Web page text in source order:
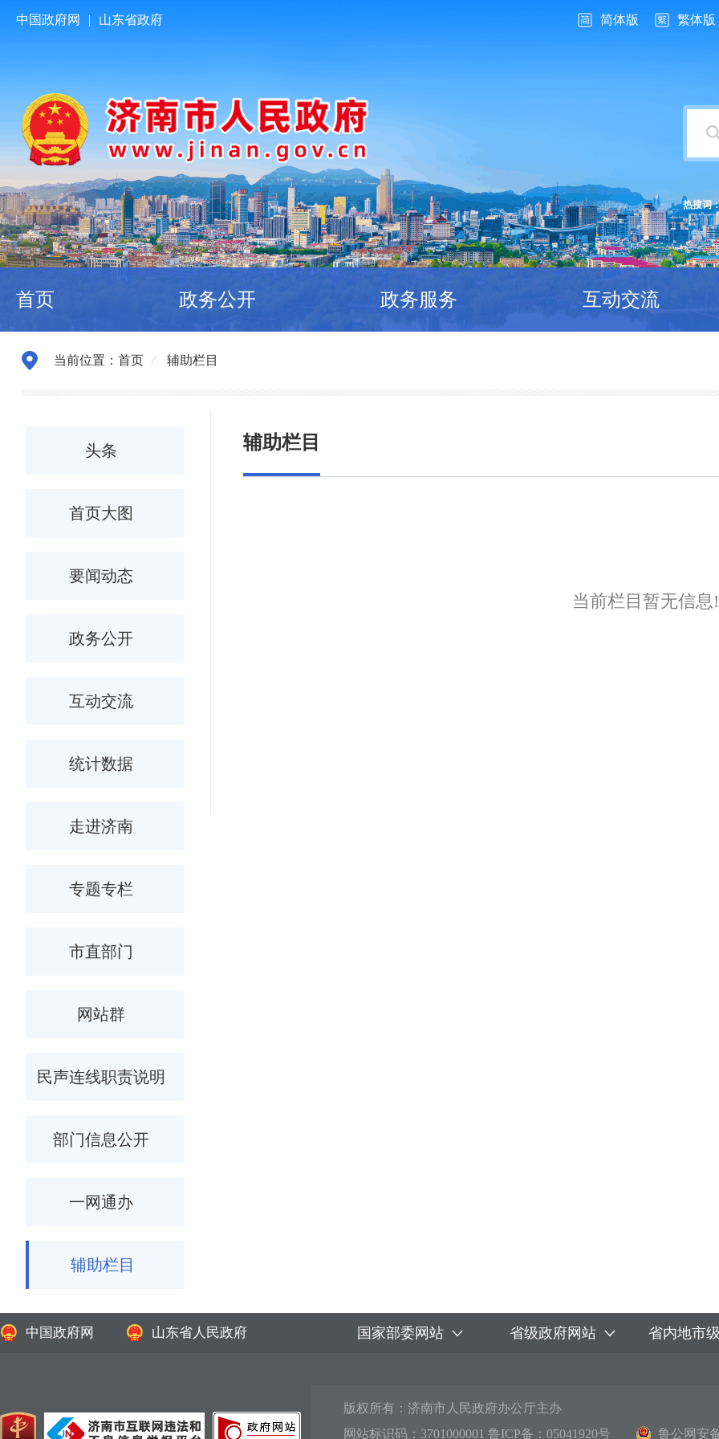
中国政府网 | 山东省政府 简体版 繁体版
热搜词
首页 政务公开 政务服务 互动交流
当前位置： 首页 / 辅助栏目
头条
首页大图
要闻动态
政务公开
互动交流
统计数据
走进济南
专题专栏
市直部门
网站群
民声连线职责说明
部门信息公开
一网通办
辅助栏目
辅助栏目
当前栏目暂无信息!
中国政府网 山东省人民政府 国家部委网站 省级政府网站 省内地市
版权所有：济南市人民政府办公厅主办
网站标识码：3701000001 鲁ICP备：05041920号 鲁公网安